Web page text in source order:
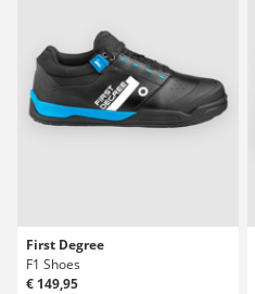
First Degree
F1 Shoes
€ 149,95